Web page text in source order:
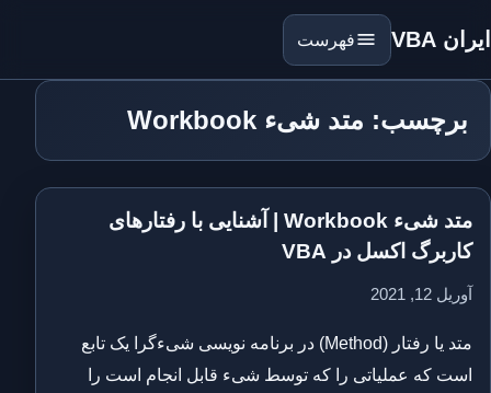
ایران VBA فهرست
برچسب: متد شیء Workbook
متد شیء Workbook | آشنایی با رفتارهای
کاربرگ اکسل در VBA
آوریل 12, 2021
متد یا رفتار (Method) در برنامه نویسی شیءگرا یک تابع
است که عملیاتی را که توسط شیء قابل انجام است را